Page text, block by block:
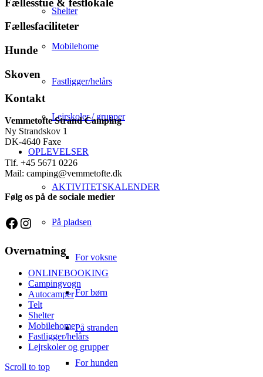
Shelter
Mobilehome
Fastligger/helårs
Lejrskoler / grupper
OPLEVELSER
AKTIVITETSKALENDER
På pladsen
For voksne
For børn
På stranden
For hunden
Fællesstue & festlokale
Fællesfaciliteter
Hunde
Skoven
Kontakt
Vemmetofte Strand Camping
Ny Strandskov 1
DK-4640 Faxe
Tlf. +45 5671 0226
Mail: camping@vemmetofte.dk
Følg os på de sociale medier
Facebook
Instagram
Overnatning
ONLINEBOOKING
Campingvogn
Autocamper
Telt
Shelter
Mobilehome
Fastligger/helårs
Lejrskoler og grupper
Scroll to top